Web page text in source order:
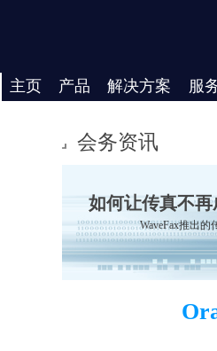
主页 产品 解决方案 服
会务资讯
如何让传真不
WaveFax推出